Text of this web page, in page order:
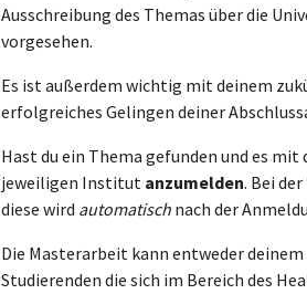
Ausschreibung des Themas über die
vorgesehen.
Es ist außerdem wichtig mit deinem
erfolgreiches Gelingen deiner
Hast du ein Thema gefunden und es
jeweiligen Institut anzumelden. Bei
diese wird automatisch nach der
Die Masterarbeit kann entweder deinem
Studierenden die sich im Bereich des